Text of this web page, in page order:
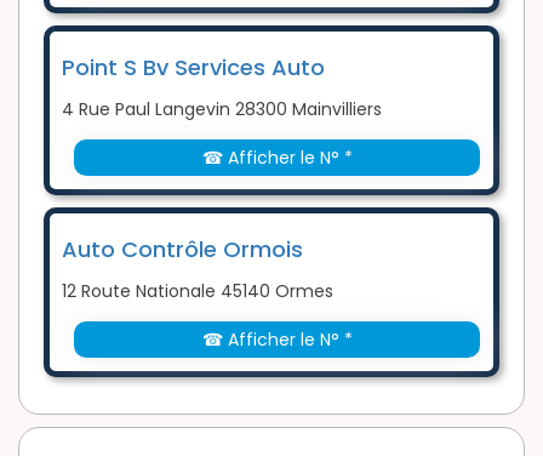
Point S Bv Services Auto
4 Rue Paul Langevin 28300 Mainvilliers
☎ Afficher le N° *
Auto Contrôle Ormois
12 Route Nationale 45140 Ormes
☎ Afficher le N° *